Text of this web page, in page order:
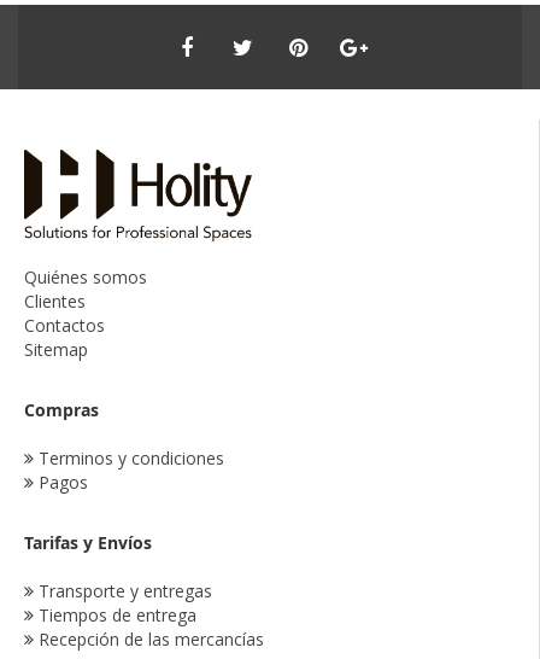
Quiénes somos
Clientes
Contactos
Sitemap
Compras
Terminos y condiciones
Pagos
Tarifas y Envíos
Transporte y entregas
Tiempos de entrega
Recepción de las mercancías